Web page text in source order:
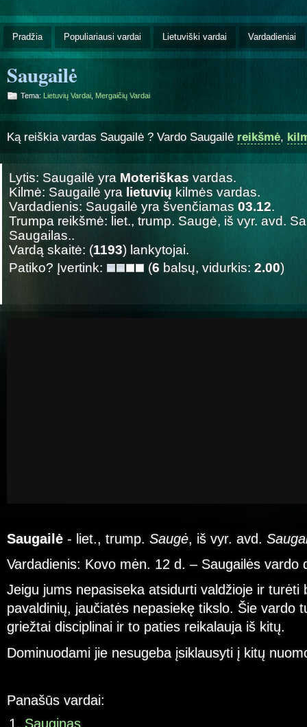
Pradžia Populiariausi vardai Lietuviški vardai Vardadieniai
Saugailė
Tema: Lietuvių Vardai Mergaičių Vardai
Ką reiškia vardas Saugailė ? Vardo Saugailė reikšmė,
Lytis: Saugailė yra Moteriškas vardas.
Kilmė: Saugailė yra lietuvių kilmės vardas.
Vardadienis: Saugailė yra švenčiamas 03.12.
Trumpa reikšmė: liet., trump. Saugė, iš vyr. avd.
Saugailas..
Vardą skaitė: (1193) lankytojai.
Patiko? Įvertink:
(6 balsų, vidurkis: 2.00)
Saugailė - liet., trump. Saugė, iš vyr. avd.
Vardadienis: Kovo mėn. 12 d. – Saugailės vardo
Jeigu jums nepasiseka atsidurti valdžioje ir turėti
pavaldinių, jaučiatės nepasiekę tikslo. Šie vardo
griežtai disciplinai ir to paties reikalauja iš kitų.
Dominuodami jie nesugeba įsiklausyti į kitų
Panašūs vardai:
Sauginas